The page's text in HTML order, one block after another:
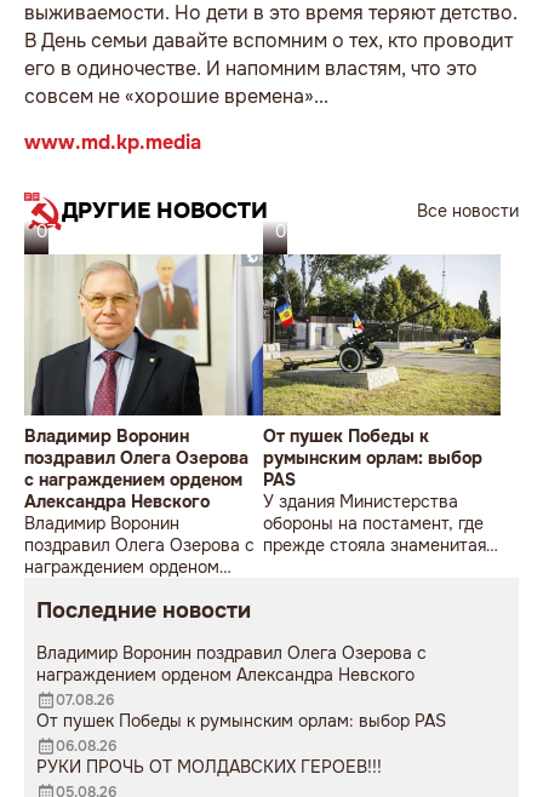
выживаемости. Но дети в это время теряют детство.
В День семьи давайте вспомним о тех, кто проводит
его в одиночестве. И напомним властям, что это
совсем не «хорошие времена»...
www.md.kp.media
ДРУГИЕ НОВОСТИ
Все новости
07.08.26
Владимир Воронин
поздравил Олега Озерова
с награждением орденом
Александра Невского
Владимир Воронин
поздравил Олега Озерова с
награждением орденом
06.08.26
От пушек Победы к
румынским орлам: выбор
PAS
У здания Министерства
обороны на постамент, где
прежде стояла знаменитая
Последние новости
Владимир Воронин поздравил Олега Озерова с
награждением орденом Александра Невского
07.08.26
От пушек Победы к румынским орлам: выбор PAS
06.08.26
РУКИ ПРОЧЬ ОТ МОЛДАВСКИХ ГЕРОЕВ!!!
05.08.26